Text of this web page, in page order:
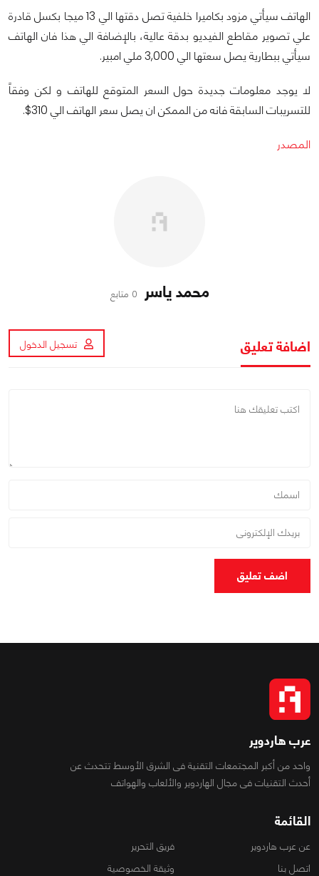
الهاتف سيأتي مزود بكاميرا خلفية تصل دقتها الي 13 ميجا بكسل قادرة
علي تصوير مقاطع الفيديو بدقة عالية، بالإضافة الي هذا فان الهاتف
سيأتي ببطارية يصل سعتها الي 3,000 ملي امبير.
لا يوجد معلومات جديدة حول السعر المتوقع للهاتف و لكن وفقاً
للتسريبات السابقة فانه من الممكن ان يصل سعر الهاتف الي 310$.
المصدر
محمد ياسر 0 متابع
اضافة تعليق تسجيل الدخول
اضف تعليق
عرب هاردوير
واحد من أكبر المجتمعات التقنية فى الشرق الأوسط تتحدث عن
أحدث التقنيات فى مجال الهاردوير والألعاب والهواتف
القائمة
عن عرب هاردوير
فريق التحرير
اتصل بنا
وثيقة الخصوصية